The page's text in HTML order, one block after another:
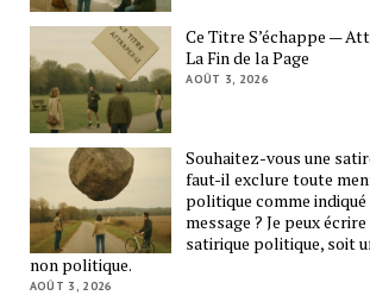
Ce Titre S’échappe —
La Fin de la Page
AOÛT 3, 2026
Souhaitez-vous une
faut-il exclure toute
politique comme
message ? Je peux
satirique politique, soit
non politique.
AOÛT 3, 2026